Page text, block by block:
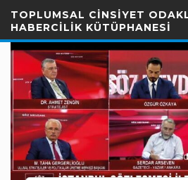
Geç
TOPLUMSAL CİNSİYET
HABERCİLİK KÜTÜPHANESİ